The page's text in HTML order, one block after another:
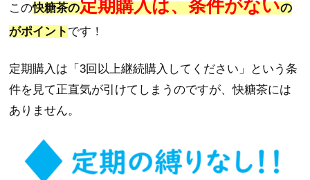
この快糖茶の定期購入は、条件がないの
がポイント です！
定期購入は「3回以上継続購入してください」という条
件を見て正直気が引けてしまうのですが、快糖茶には
ありません。